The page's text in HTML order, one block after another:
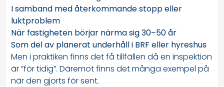
I samband med återkommande stopp eller
luktproblem
När fastigheten börjar närma sig 30–50 år
Som del av planerat underhåll i BRF eller hyreshus
Men i praktiken finns det få tillfällen då en inspektion
är ”för tidig”. Däremot finns det många exempel på
när den gjorts för sent.